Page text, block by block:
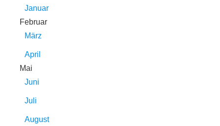
Januar
Februar
März
April
Mai
Juni
Juli
August